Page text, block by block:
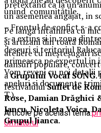
pretextand ca la un
un asemenea angajat, in
– Frontul de confict s-a
s-a extins si in zona
deseuri si teritoriul
primeasca pe expertul in
Vom reveni cu noi detalii
apeluri si documente
T.).
Articole pe aceiasi tema:
Urmatorul
unind comunitățile.
Pe lângă întâlnirea cu
și artizani din toată
ateliere cu meșteșugari
dansuri populare,
aGrupului Vocal SONG.
festivaluluiSuflet de
Rose, Damian Drăghici
Iancu, Nicoleta Voica,
Grupul Jianca.